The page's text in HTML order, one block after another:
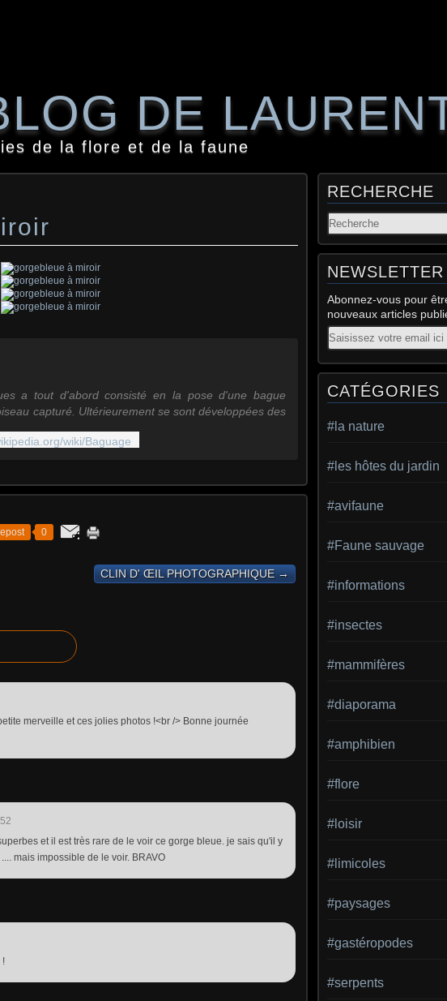
DE
de la flore et de la faune
a tout d'abord consisté en la pose d'une bague
capturé. Ultérieurement se sont développées des
wiki/Baguage
0
CLIN D' ŒIL PHOTOGRAPHIQUE →
merveille et ces jolies photos !<br /> Bonne journée
et il est très rare de le voir ce gorge bleue. je sais qu'il y
mais impossible de le voir. BRAVO
!
RECHERCHE
NEWSLETTER
Abonnez-vous pour
nouveaux articles
Email
CATÉGORIES
#la nature
#les hôtes du jardin
#avifaune
#Faune sauvage
#informations
#insectes
#mammifères
#diaporama
#amphibien
#flore
#loisir
#limicoles
#paysages
#gastéropodes
#serpents